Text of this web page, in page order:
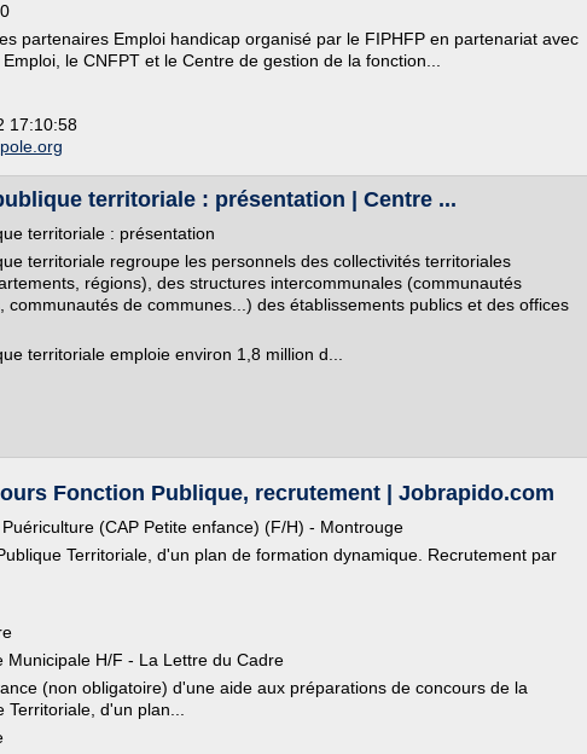
partenaires Emploi handicap organisé par le FIPHFP en partenariat avec
le CNFPT et le Centre de gestion de la fonction...
17:10:58
territoriale : présentation | Centre ...
territoriale : présentation
territoriale regroupe les personnels des collectivités territoriales
régions), des structures intercommunales (communautés
communautés de communes...) des établissements publics et des offices
territoriale emploie environ 1,8 million d...
Fonction Publique, recrutement | Jobrapido.com
(CAP Petite enfance) (F/H) - Montrouge
Territoriale, d'un plan de formation dynamique. Recrutement par
Municipale H/F - La Lettre du Cadre
(non obligatoire) d'une aide aux préparations de concours de la
d'un plan...